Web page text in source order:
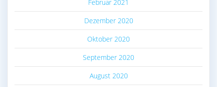
Februar 2021
Dezember 2020
Oktober 2020
September 2020
August 2020